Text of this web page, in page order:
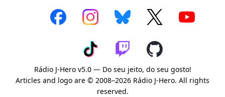
Rádio J-Hero v5.0 — Do seu jeito, do seu gosto!
Articles and logo are © 2008–2026 Rádio J-Hero. All rights
reserved.